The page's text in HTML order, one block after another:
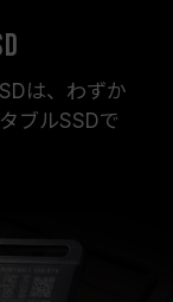
は、わずか
ブルSSDで